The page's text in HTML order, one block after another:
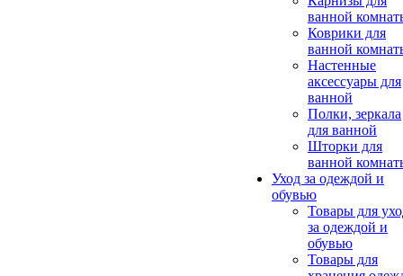
ванной
Коврики для
ванной
Настенные
аксессуары для
ванной
Полки, зеркала
для ванной
Шторки для
ванной
Уход за одеждой и
обувью
Товары для
за одеждой и
обувью
Товары для